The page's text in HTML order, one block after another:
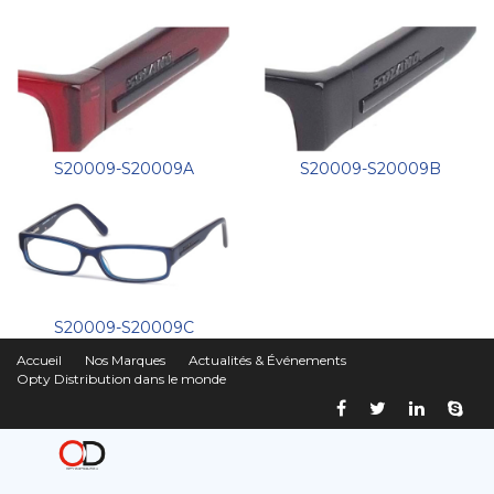
S20009-S20009A S20009-S20009B
S20009-S20009C
Accueil Nos Marques
Actualités & Événements
Opty Distribution dans le monde